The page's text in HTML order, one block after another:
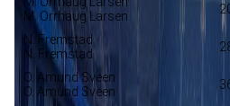
M. Orrhaug Larsen
N. Fremstad
N. Fremstad
O. Amund Sveen
O. Amund Sveen